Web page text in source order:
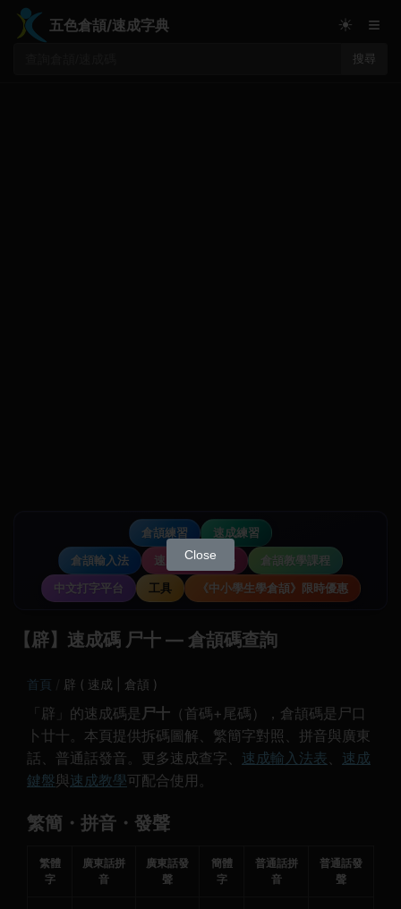
五色倉頡/速成字典
搜尋
☀ ≡
倉頡練習
速成練習
倉頡輸入法
速成輸入法教學
倉頡教學課程
中文打字平台
工具 《中小學生學倉頡》限時優惠
【辟】速成碼 尸十 — 倉頡碼查詢
首頁 辟 ( 速成 | 倉頡 )
「辟」的速成碼是 尸十 （首碼+尾碼），倉頡碼是尸口
卜廿十。本頁提供拆碼圖解、繁簡字對照、拼音與廣東
話、普通話發音。更多速成查字、 速成輸入法表、 速成
鍵盤與速成教學可配合使用。
繁簡・拼音・發聲
繁體
字
廣東話拼
音
廣東話發
聲
簡體
字
普通話拼
音
普通話發
聲
Close